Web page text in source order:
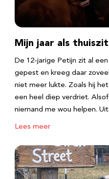
Mijn jaar als
De 12-jarige Petijn zit al
gepest en kreeg daar
niet meer lukte. Zoals hij
een heel diep verdriet.
niemand me wou helpen.
Lees meer